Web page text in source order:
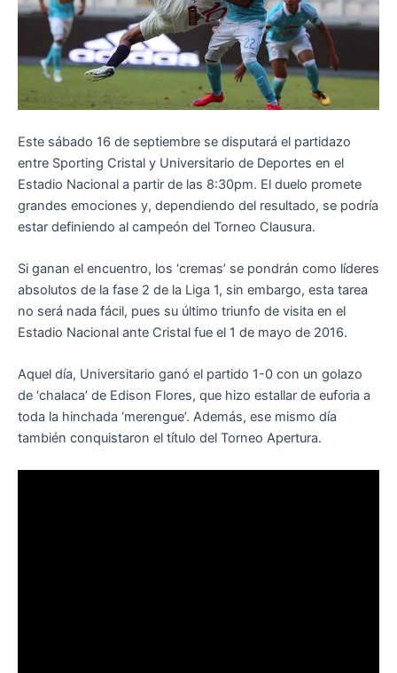
Este sábado 16 de septiembre se disputará el partidazo
entre Sporting Cristal y Universitario de Deportes en el
Estadio Nacional a partir de las 8:30pm. El duelo promete
grandes emociones y, dependiendo del resultado, se podría
estar definiendo al campeón del Torneo Clausura.
Si ganan el encuentro, los ‘cremas’ se pondrán como líderes
absolutos de la fase 2 de la Liga 1, sin embargo, esta tarea
no será nada fácil, pues su último triunfo de visita en el
Estadio Nacional ante Cristal fue el 1 de mayo de 2016.
Aquel día, Universitario ganó el partido 1-0 con un golazo
de ‘chalaca’ de Edison Flores, que hizo estallar de euforia a
toda la hinchada ‘merengue’. Además, ese mismo día
también conquistaron el título del Torneo Apertura.